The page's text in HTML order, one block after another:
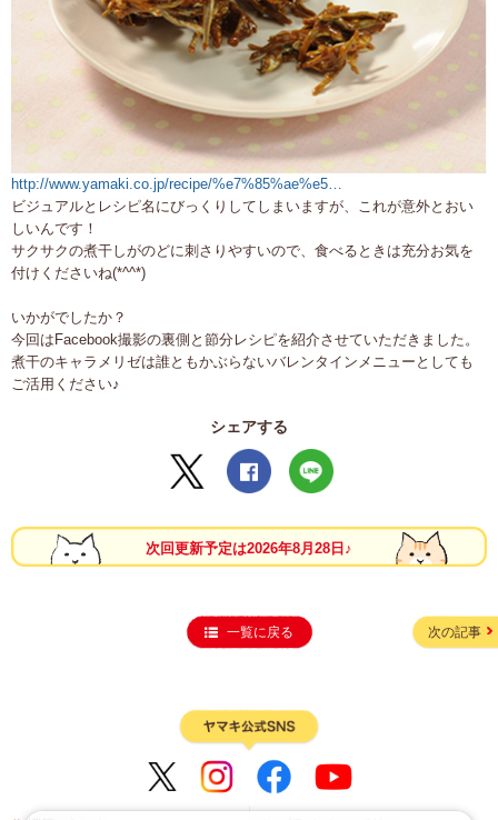
http://www.yamaki.co.jp/recipe/%e7%85%ae%e5…
ビジュアルとレシピ名にびっくりしてしまいますが、これが意外とおい
しいんです！
サクサクの煮干しがのどに刺さりやすいので、食べるときは充分お気を
付けくださいね(*^^*)
いかがでしたか？
今回はFacebook撮影の裏側と節分レシピを紹介させていただきました。
煮干のキャラメリゼは誰ともかぶらないバレンタインメニューとしても
ご活用ください♪
シェアする
次回更新予定は2026年8月28日♪
一覧に戻る 次の記事